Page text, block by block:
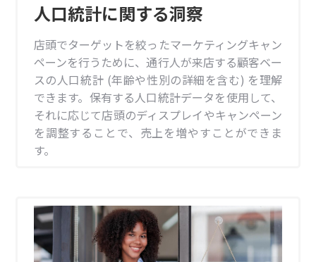
人口統計に関する洞察
店頭でターゲットを絞ったマーケティングキャン
ペーンを行うために、通行人が来店する顧客ベー
スの人口統計 (年齢や性別の詳細を含む) を理解
できます。保有する人口統計データを使用して、
それに応じて店頭のディスプレイやキャンペーン
を調整することで、売上を増やすことができま
す。